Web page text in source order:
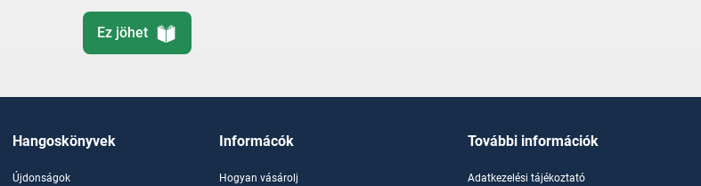
Ez jöhet
Hangoskönyvek
Újdonságok
Informácók
Hogyan vásárolj
További információk
Adatkezelési tájékoztató